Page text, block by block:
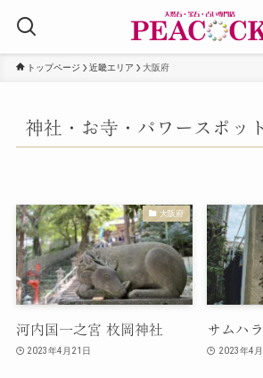
トップページ 近畿エリア 大阪府
神社・お寺・パワースポット
大阪府
河内国一之宮 枚岡神社
2023年4月21日
サムハ
2023年4